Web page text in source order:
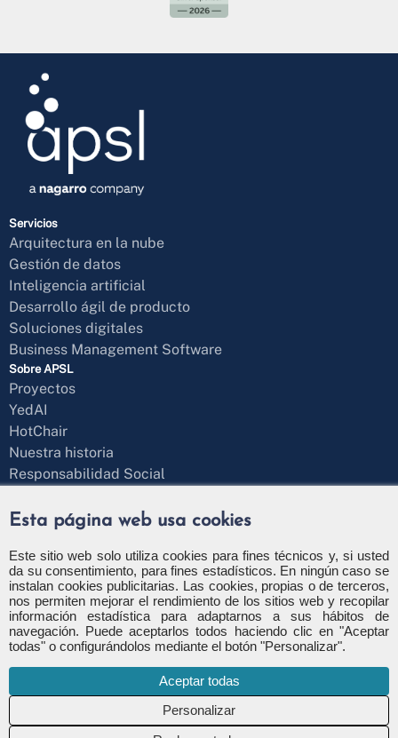
Servicios
Arquitectura en la nube
Gestión de datos
Inteligencia artificial
Desarrollo ágil de producto
Soluciones digitales
Business Management Software
Sobre APSL
Proyectos
YedAI
HotChair
Nuestra historia
Responsabilidad Social
¿Hablamos?
Formulario de contacto
+34 971 43 97 71
info@apsl.net
Política de cookies
Canal de denuncia
Esta página web usa cookies
Este sitio web solo utiliza cookies para fines técnicos y, si usted
da su consentimiento, para fines estadísticos. En ningún caso se
instalan cookies publicitarias. Las cookies, propias o de terceros,
nos permiten mejorar el rendimiento de los sitios web y recopilar
información estadística para adaptarnos a sus hábitos de
navegación. Puede aceptarlos todos haciendo clic en "Aceptar
todas" o configurándolos mediante el botón "Personalizar".
Aceptar todas